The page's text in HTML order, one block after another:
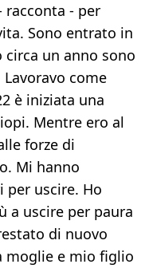
racconta - per
Sono entrato in
circa un anno sono
come
è iniziata una
Mentre ero al
forze di
Mi hanno
uscire. Ho
a uscire per paura
di nuovo
moglie e mio figlio